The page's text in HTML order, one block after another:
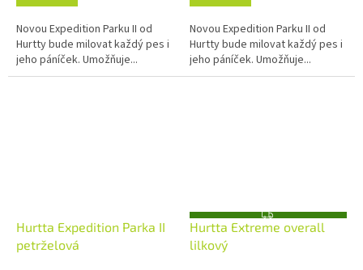
Novou Expedition Parku II od
Hurtty bude milovat každý pes i
jeho páníček. Umožňuje...
Novou Expedition Parku II od
Hurtty bude milovat každý pes i
jeho páníček. Umožňuje...
Hurtta Expedition Parka II
petrželová
Z
D
Hurtta Extreme overall
lilkový